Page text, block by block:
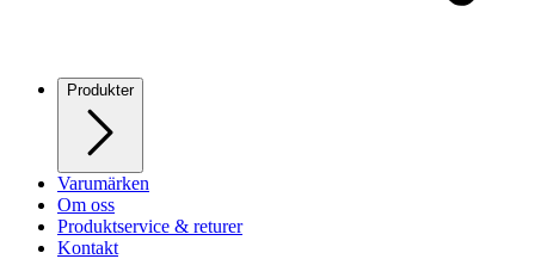
Produkter
Varumärken
Om oss
Produktservice & returer
Kontakt